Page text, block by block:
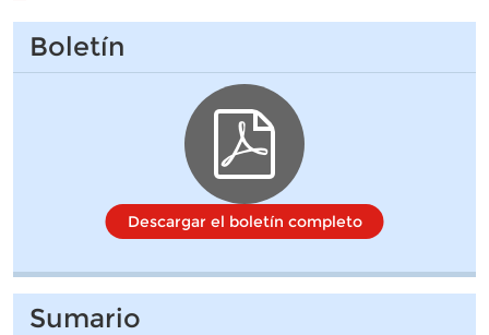
Boletín
Descargar el boletín completo
Sumario